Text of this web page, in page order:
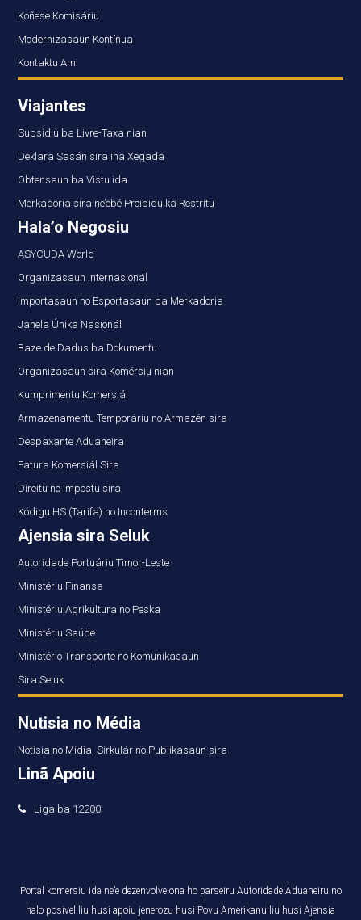
Koñese Komisáriu
Modernizasaun Kontínua
Kontaktu Ami
Viajantes
Subsídiu ba Livre-Taxa nian
Deklara Sasán sira iha Xegada
Obtensaun ba Vistu ida
Merkadoria sira ne’ebé Proibidu ka Restritu
Hala’o Negosiu
ASYCUDA World
Organizasaun Internasionál
Importasaun no Esportasaun ba Merkadoria
Janela Únika Nasionál
Baze de Dadus ba Dokumentu
Organizasaun sira Komérsiu nian
Kumprimentu Komersiál
Armazenamentu Temporáriu no Armazén sira
Despaxante Aduaneira
Fatura Komersiál Sira
Direitu no Impostu sira
Kódigu HS (Tarifa) no Inconterms
Ajensia sira Seluk
Autoridade Portuáriu Timor-Leste
Ministériu Finansa
Ministériu Agrikultura no Peska
Ministériu Saúde
Ministério Transporte no Komunikasaun
Sira Seluk
Nutisia no Média
Notísia no Mídia, Sirkulár no Publikasaun sira
Linã Apoiu
Liga ba 12200
Portal komersiu ida ne’e dezenvolve ona ho parseiru Autoridade Aduaneiru no
halo posivel liu husi apoiu jenerozu husi Povu Amerikanu liu husi Ajensia